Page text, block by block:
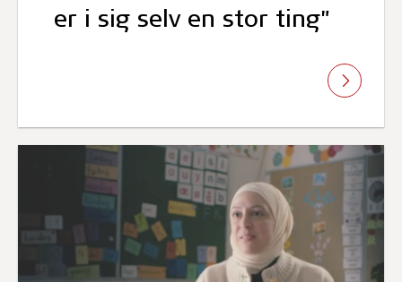
er i sig selv en stor ting"